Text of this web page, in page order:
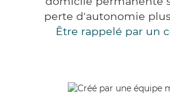
perte d'autonomie
Être rappelé par un